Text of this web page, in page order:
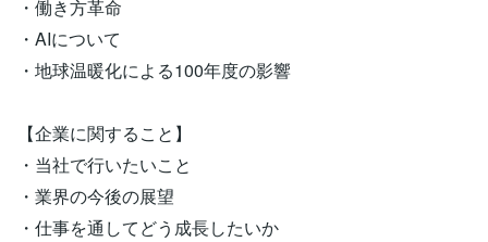
・働き方革命
・AIについて
・地球温暖化による100年度の影響
【企業に関すること】
・当社で行いたいこと
・業界の今後の展望
・仕事を通してどう成長したいか